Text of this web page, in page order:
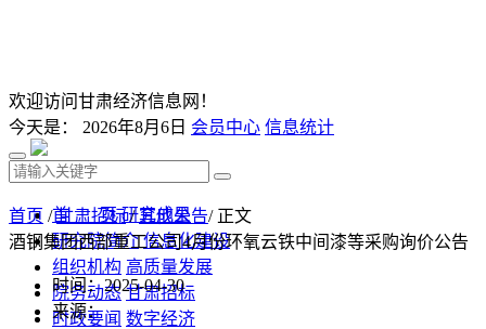
欢迎访问甘肃经济信息网！
今天是： 2026年8月6日 会员中心 信息统计
首 页 研究成果
研究院简介 信息化建设
组织机构 高质量发展
院务动态 甘肃招标
时政要闻 数字经济
首页 /甘肃招标/其他公告/ 正文
酒钢集团西部重工公司4月份环氧云铁中间漆等采购询价公告
时间：2025-04-30
来源：